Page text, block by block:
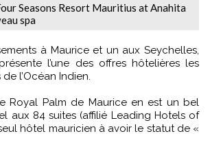
Seasons Resort Mauritius at Anahita
spa
l’une des offres hôtelières les
l’Océan Indien.
Royal Palm de Maurice en est un bel
aux 84 suites (affilié Leading Hotels of
hôtel mauricien à avoir le statut de «